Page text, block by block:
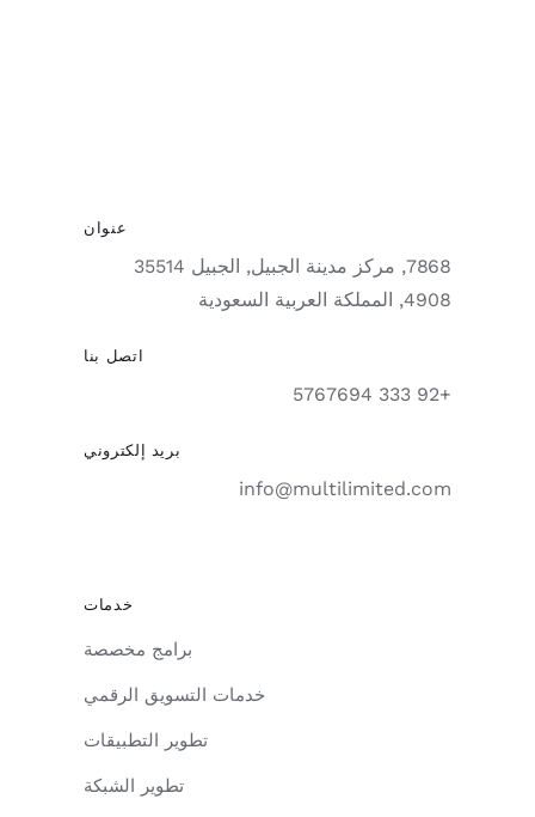
عنوان
7868, مركز مدينة الجبيل, الجبيل 35514
4908, المملكة العربية السعودية
اتصل بنا
+92 333 5767694
بريد إلكتروني
info@multilimited.com
خدمات
برامج مخصصة
خدمات التسويق الرقمي
تطوير التطبيقات
تطوير الشبكة